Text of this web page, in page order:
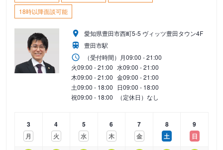
18時以降面談可能
愛知県豊田市西町5-5 ヴィッツ豊田タウン4F
豊田市駅
（受付時間） 月09:00 - 21:00
火09:00 - 21:00 水09:00 - 21:00
木09:00 - 21:00 金09:00 - 21:00
土09:00 - 18:00 日09:00 - 18:00
祝09:00 - 18:00 （定休日）なし
3
月
4
火
5
水
6
木
7
金
8
土
9
日